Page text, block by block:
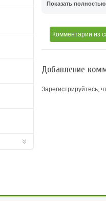
Показать полностью
Комментарии из
Добавление
Зарегистрируйтесь,